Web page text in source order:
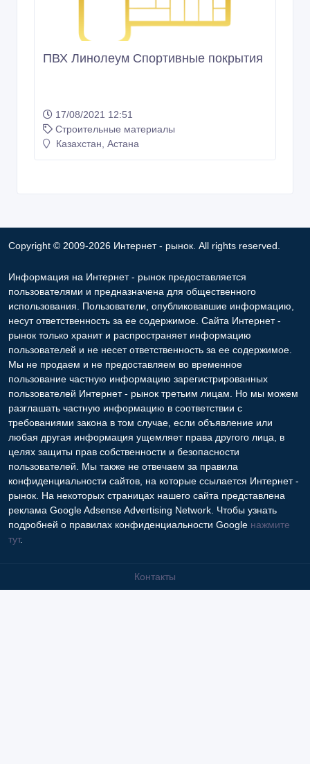
ПВХ Линолеум Спортивные покрытия
17/08/2021 12:51
Строительные материалы
Казахстан, Астана
Copyright © 2009-2026 Интернет - рынок. All rights reserved.
Информация на Интернет - рынок предоставляется
пользователями и предназначена для общественного
использования. Пользователи, опубликовавшие информацию,
несут ответственность за ее содержимое. Сайта Интернет -
рынок только хранит и распространяет информацию
пользователей и не несет ответственность за ее содержимое.
Мы не продаем и не предоставляем во временное
пользование частную информацию зарегистрированных
пользователей Интернет - рынок третьим лицам. Но мы можем
разглашать частную информацию в соответствии с
требованиями закона в том случае, если объявление или
любая другая информация ущемляет права другого лица, в
целях защиты прав собственности и безопасности
пользователей. Мы также не отвечаем за правила
конфиденциальности сайтов, на которые ссылается Интернет -
рынок. На некоторых страницах нашего сайта представлена
реклама Google Adsense Advertising Network. Чтобы узнать
подробней о правилах конфиденциальности Google нажмите
тут.
Контакты